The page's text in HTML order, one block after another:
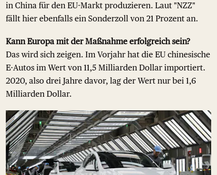
in China für den EU-Markt produzieren. Laut "NZZ"
fällt hier ebenfalls ein Sonderzoll von 21 Prozent an.
Kann Europa mit der Maßnahme erfolgreich sein?
Das wird sich zeigen. Im Vorjahr hat die EU chinesische
E-Autos im Wert von 11,5 Milliarden Dollar importiert.
2020, also drei Jahre davor, lag der Wert nur bei 1,6
Milliarden Dollar.